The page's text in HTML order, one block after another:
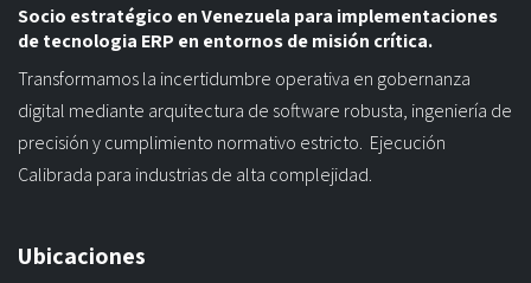
Socio estratégico en Venezuela para implementaciones
de tecnologia ERP en entornos de misión crítica.
Transformamos la incertidumbre operativa en gobernanza
digital mediante arquitectura de software robusta, ingeniería de
precisión y cumplimiento normativo estricto. Ejecución
Calibrada para industrias de alta complejidad.
Ubicaciones